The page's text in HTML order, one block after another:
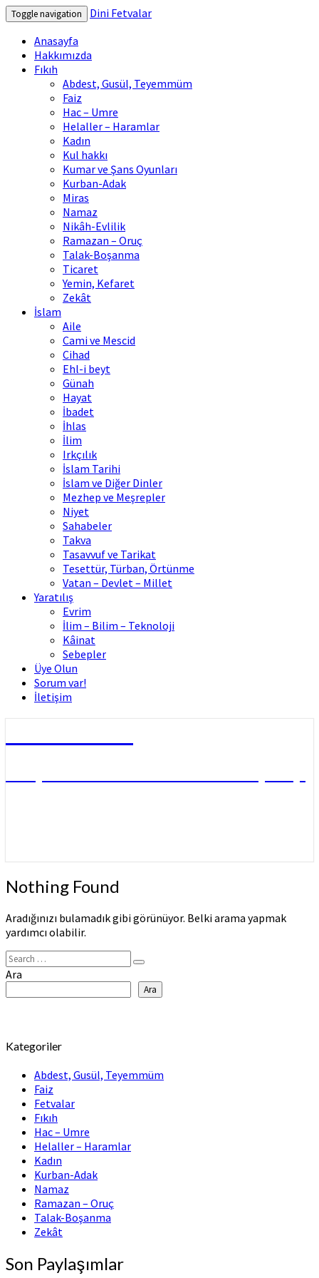
Toggle navigation
Dini Fetvalar
Anasayfa
Hakkımızda
Fıkıh
Abdest, Gusül, Teyemmüm
Faiz
Hac – Umre
Helaller – Haramlar
Kadın
Kul hakkı
Kumar ve Şans Oyunları
Kurban-Adak
Miras
Namaz
Nikâh-Evlilik
Ramazan – Oruç
Talak-Boşanma
Ticaret
Yemin, Kefaret
Zekât
İslam
Aile
Cami ve Mescid
Cihad
Ehl-i beyt
Günah
Hayat
İbadet
İhlas
İlim
Irkçılık
İslam Tarihi
İslam ve Diğer Dinler
Mezhep ve Meşrepler
Niyet
Sahabeler
Takva
Tasavvuf ve Tarikat
Tesettür, Türban, Örtünme
Vatan – Devlet – Millet
Yaratılış
Evrim
İlim – Bilim – Teknoloji
Kâinat
Sebepler
Üye Olun
Sorum var!
İletişim
Nothing
Found
Nothing Found
Aradığınızı bulamadık gibi görünüyor. Belki arama yapmak
yardımcı olabilir.
Arama:
Search
Ara
Ara
Kategoriler
Abdest, Gusül, Teyemmüm
Faiz
Fetvalar
Fıkıh
Hac – Umre
Helaller – Haramlar
Kadın
Kurban-Adak
Namaz
Ramazan – Oruç
Talak-Boşanma
Zekât
Son Paylaşımlar